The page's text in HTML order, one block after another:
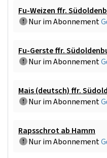
Fu-Weizen ffr.
Nur im Abonnement
Fu-Gerste ffr.
Nur im Abonnement
Mais (deutsch) ffr.
Nur im Abonnement
Rapsschrot ab Hamm
Nur im Abonnement